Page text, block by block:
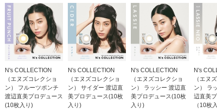
N's COLLECTION
（エヌズコレクショ
ン） フルーツポンチ
渡辺直美プロデュース
(10枚入り)
N's COLLECTION
（エヌズコレクショ
ン） サイダー 渡辺直
美プロデュース(10枚
入り)
N's COLLECTION
（エヌズコレクショ
ン） ラッシー 渡辺直
美プロデュース(10枚
入り)
N's
（エヌ
ン） ラ
辺直美
（10枚